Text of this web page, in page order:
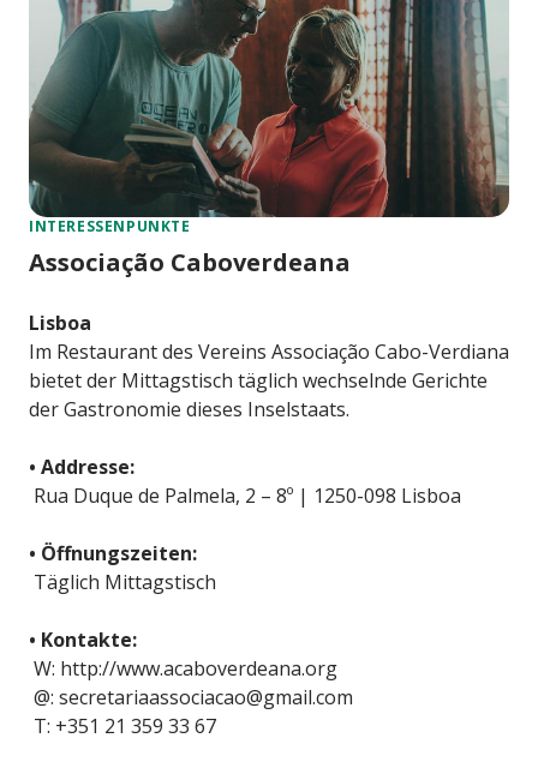
INTERESSENPUNKTE
Associação Caboverdeana
Lisboa
Im Restaurant des Vereins Associação Cabo-Verdiana
bietet der Mittagstisch täglich wechselnde Gerichte
der Gastronomie dieses Inselstaats.
• Addresse:
Rua Duque de Palmela, 2 – 8º | 1250-098 Lisboa
• Öffnungszeiten:
Täglich Mittagstisch
• Kontakte:
W: http://www.acaboverdeana.org
@: secretariaassociacao@gmail.com
T: +351 21 359 33 67